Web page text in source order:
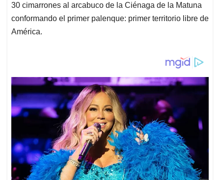
30 cimarrones al arcabuco de la Ciénaga de la Matuna
conformando el primer palenque: primer territorio libre de
América.